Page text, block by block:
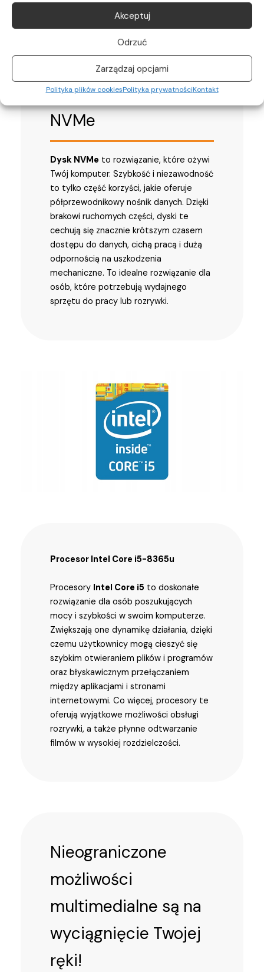
Akceptuj
Odrzuć
Zarządzaj opcjami
Polityka plików cookiesPolityka prywatnościKontakt
Szybki dysk SSD
NVMe
Dysk NVMe to rozwiązanie, które ożywi
Twój komputer. Szybkość i niezawodność
to tylko część korzyści, jakie oferuje
półprzewodnikowy nośnik danych. Dzięki
brakowi ruchomych części, dyski te
cechują się znacznie krótszym czasem
dostępu do danych, cichą pracą i dużą
odpornością na uszkodzenia
mechaniczne. To idealne rozwiązanie dla
osób, które potrzebują wydajnego
sprzętu do pracy lub rozrywki.
Procesor Intel Core i5-8365u
Procesory Intel Core i5 to doskonałe
rozwiązanie dla osób poszukujących
mocy i szybkości w swoim komputerze.
Zwiększają one dynamikę działania, dzięki
czemu użytkownicy mogą cieszyć się
szybkim otwieraniem plików i programów
oraz błyskawicznym przełączaniem
między aplikacjami i stronami
internetowymi. Co więcej, procesory te
oferują wyjątkowe możliwości obsługi
rozrywki, a także płynne odtwarzanie
filmów w wysokiej rozdzielczości.
Nieograniczone
możliwości
multimedialne są na
wyciągnięcie Twojej
ręki!